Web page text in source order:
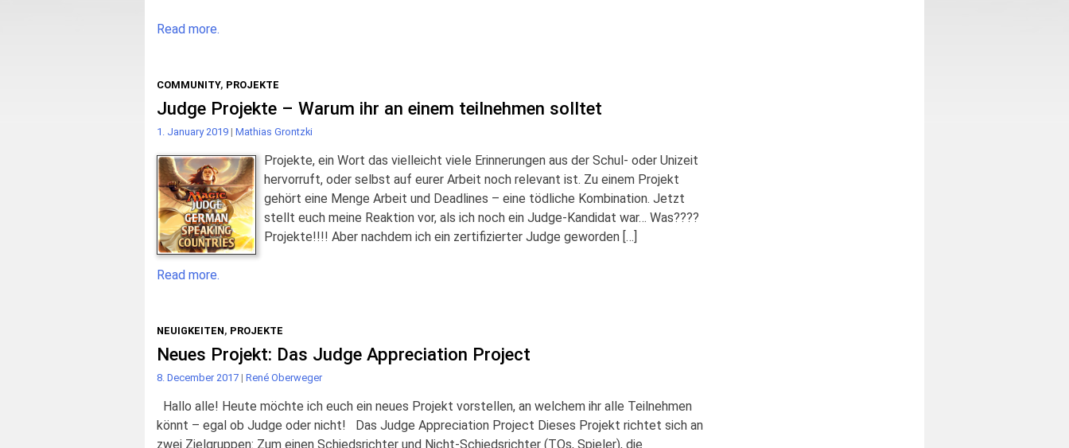
Read more.
COMMUNITY, PROJEKTE
Judge Projekte – Warum ihr an einem teilnehmen solltet
1. January 2019 | Mathias Grontzki
Projekte, ein Wort das vielleicht viele Erinnerungen aus der Schul- oder Unizeit
hervorruft, oder selbst auf eurer Arbeit noch relevant ist. Zu einem Projekt
gehört eine Menge Arbeit und Deadlines – eine tödliche Kombination. Jetzt
stellt euch meine Reaktion vor, als ich noch ein Judge-Kandidat war… Was????
Projekte!!!! Aber nachdem ich ein zertifizierter Judge geworden […]
Read more.
NEUIGKEITEN, PROJEKTE
Neues Projekt: Das Judge Appreciation Project
8. December 2017 | René Oberweger
Hallo alle! Heute möchte ich euch ein neues Projekt vorstellen, an welchem ihr alle Teilnehmen
könnt – egal ob Judge oder nicht! Das Judge Appreciation Project Dieses Projekt richtet sich an
zwei Zielgruppen: Zum einen Schiedsrichter und Nicht-Schiedsrichter (TOs, Spieler), die